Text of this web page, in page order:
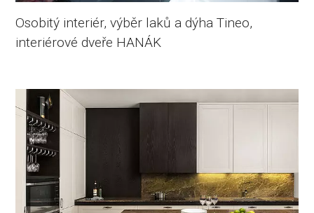
Osobitý interiér, výběr laků a dýha Tineo,
interiérové dveře HANÁK